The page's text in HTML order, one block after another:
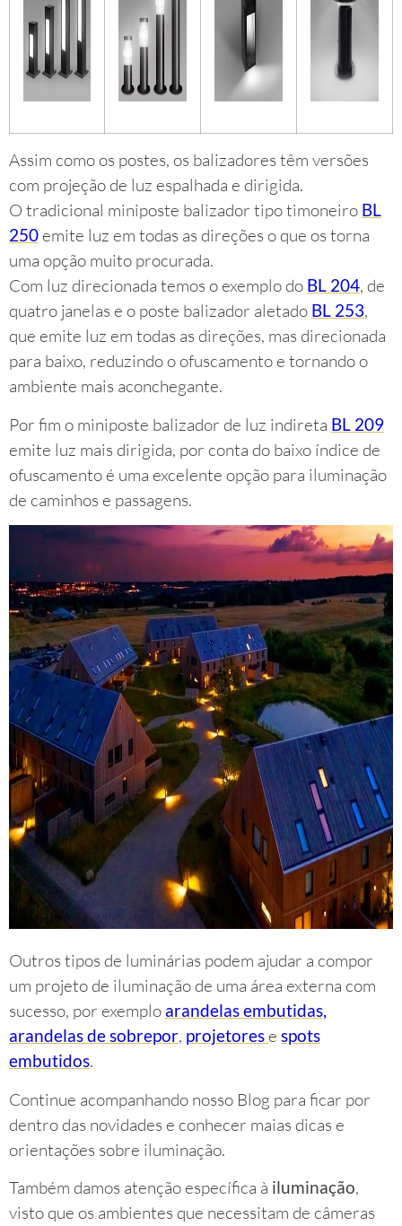
Assim como os postes, os balizadores têm versões
com projeção de luz espalhada e dirigida.
O tradicional miniposte balizador tipo timoneiro BL
250emite luz em todas as direções o que os torna
uma opção muito procurada.
Com luz direcionada temos o exemplo do BL 204, de
quatro janelas e o poste balizador aletado BL 253,
que emite luz em todas as direções, mas direcionada
para baixo, reduzindo o ofuscamento e tornando o
ambiente mais aconchegante.
Por fim o miniposte balizador de luz indireta BL 209
emite luz mais dirigida, por conta do baixo índice de
ofuscamento é uma excelente opção para iluminação
de caminhos e passagens.
Outros tipos de luminárias podem ajudar a compor
um projeto de iluminação de uma área externa com
sucesso, por exemplo arandelas embutidas,
arandelas de sobrepor, projetorese spots
embutidos.
Continue acompanhando nosso Blog para ficar por
dentro das novidades e conhecer maias dicas e
orientações sobre iluminação.
Também damos atenção específica à iluminação,
visto que os ambientes que necessitam de câmeras